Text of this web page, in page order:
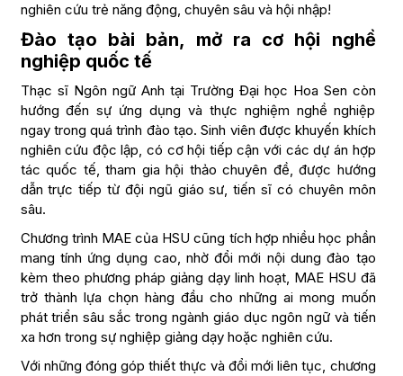
nghiên cứu trẻ năng động, chuyên sâu và hội nhập!
Đào tạo bài bản, mở ra cơ hội nghề
nghiệp quốc tế
Thạc sĩ Ngôn ngữ Anh tại Trường Đại học Hoa Sen còn
hướng đến sự ứng dụng và thực nghiệm nghề nghiệp
ngay trong quá trình đào tạo. Sinh viên được khuyến khích
nghiên cứu độc lập, có cơ hội tiếp cận với các dự án hợp
tác quốc tế, tham gia hội thảo chuyên đề, được hướng
dẫn trực tiếp từ đội ngũ giáo sư, tiến sĩ có chuyên môn
sâu.
Chương trình MAE của HSU cũng tích hợp nhiều học phần
mang tính ứng dụng cao, nhờ đổi mới nội dung đào tạo
kèm theo phương pháp giảng dạy linh hoạt, MAE HSU đã
trở thành lựa chọn hàng đầu cho những ai mong muốn
phát triển sâu sắc trong ngành giáo dục ngôn ngữ và tiến
xa hơn trong sự nghiệp giảng dạy hoặc nghiên cứu.
Với những đóng góp thiết thực và đổi mới liên tục, chương